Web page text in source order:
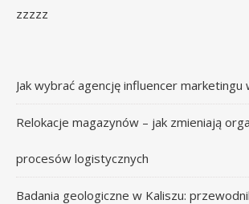
zzzzz
Jak wybrać agencję influencer marketingu
Relokacje magazynów – jak zmieniają
procesów logistycznych
Badania geologiczne w Kaliszu: